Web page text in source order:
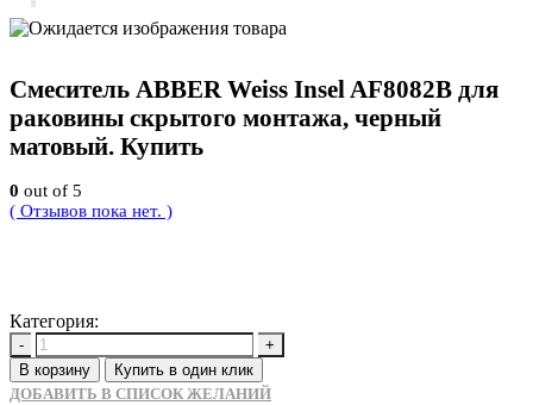
Смеситель ABBER Weiss Insel AF8082B для
раковины скрытого монтажа, черный
матовый. Купить
0 out of 5
( Отзывов пока нет. )
Категория:
-
+
В корзину
Купить в один клик
ДОБАВИТЬ В СПИСОК ЖЕЛАНИЙ